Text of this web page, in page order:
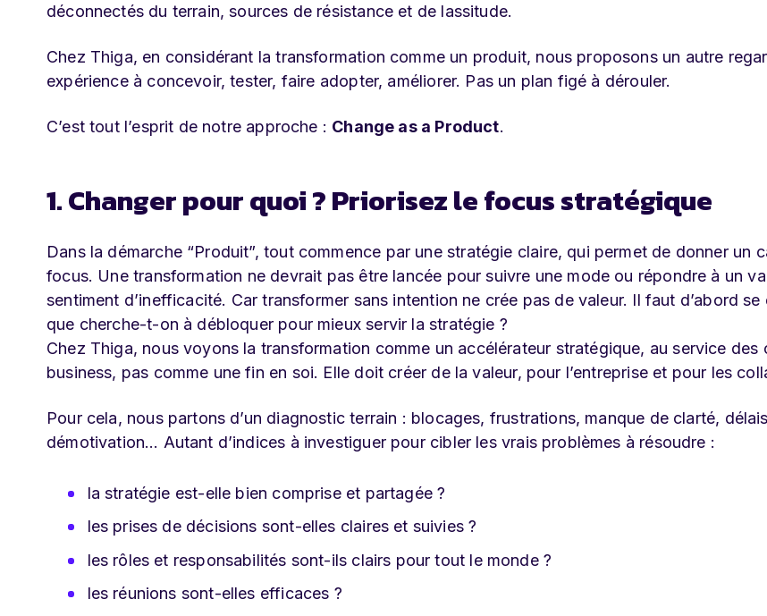
déconnectés du terrain, sources de résistance et de lassitude.
Chez Thiga, en considérant la transformation comme un produit, nous proposons un autre
expérience à concevoir, tester, faire adopter, améliorer. Pas un plan figé à dérouler.
C’est tout l’esprit de notre approche : Change as a Product.
1. Changer pour quoi ? Priorisez le focus stratégique
Dans la démarche “Produit”, tout commence par une stratégie claire, qui permet de donner un
focus. Une transformation ne devrait pas être lancée pour suivre une mode ou répondre à un
sentiment d’inefficacité. Car transformer sans intention ne crée pas de valeur. Il faut d’abord se
que cherche-t-on à débloquer pour mieux servir la stratégie ?
Chez Thiga, nous voyons la transformation comme un accélérateur stratégique, au service des
business, pas comme une fin en soi. Elle doit créer de la valeur, pour l’entreprise et pour les
Pour cela, nous partons d’un diagnostic terrain : blocages, frustrations, manque de clarté,
démotivation… Autant d’indices à investiguer pour cibler les vrais problèmes à résoudre :
la stratégie est-elle bien comprise et partagée ?
les prises de décisions sont-elles claires et suivies ?
les rôles et responsabilités sont-ils clairs pour tout le monde ?
les réunions sont-elles efficaces ?